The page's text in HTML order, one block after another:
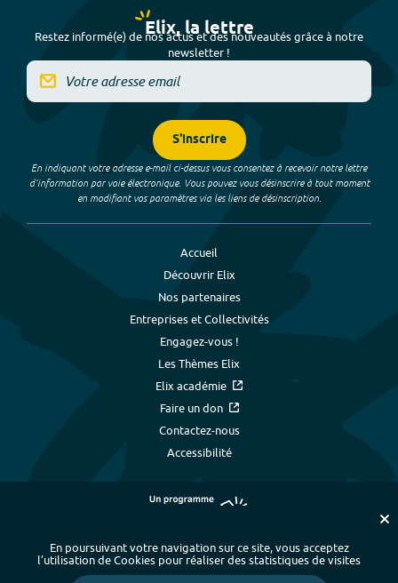
Elix, la lettre
Restez informé(e) de nos actus et des nouveautés grâce à notre
newsletter !
S'inscrire
En indiquant votre adresse e-mail ci-dessus vous consentez à recevoir notre lettre
d’information par voie électronique. Vous pouvez vous désinscrire à tout moment
en modifiant vos paramètres via les liens de désinscription.
Accueil
Découvrir Elix
Nos partenaires
Entreprises et Collectivités
Engagez-vous !
Les Thèmes Elix
Elix académie
Faire un don
Contactez-nous
Accessibilité
Plan du site - Index alphabétique -
En poursuivant votre navigation sur ce site, vous acceptez
l’utilisation de Cookies pour réaliser des statistiques de visites